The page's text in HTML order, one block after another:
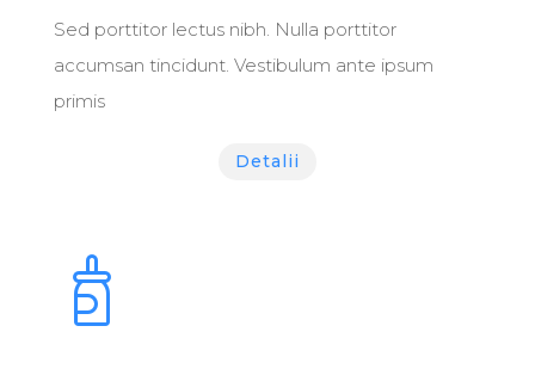
Sed porttitor lectus nibh. Nulla porttitor
accumsan tincidunt. Vestibulum ante ipsum
primis
Detalii